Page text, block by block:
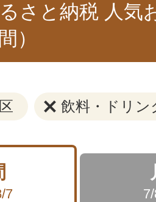
さと納税 人気
）
飲料・ドリン
7